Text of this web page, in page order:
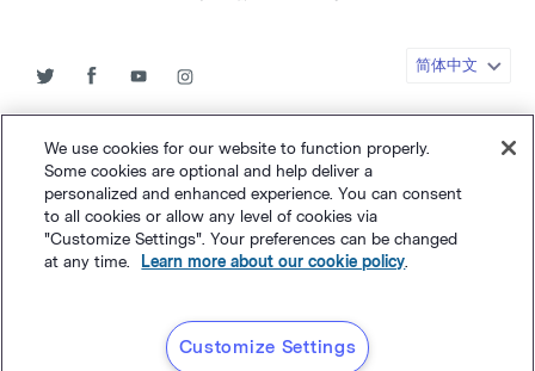
简体中文
We use cookies for our website to function properly.
Some cookies are optional and help deliver a
personalized and enhanced experience. You can consent
to all cookies or allow any level of cookies via
"Customize Settings". Your preferences can be changed
at any time.
Learn more about our cookie policy.
Customize Settings